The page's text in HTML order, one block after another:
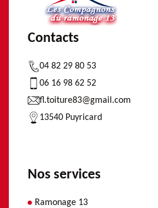
Contacts
04 82 29 80 53
06 16 98 62 52
fl.toiture83@gmail.com
13540 Puyricard
Nos services
Ramonage 13